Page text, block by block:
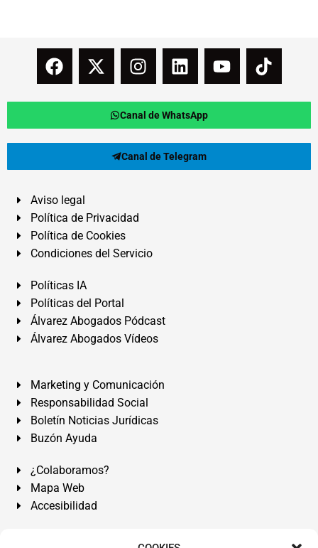
Canal de WhatsApp
Canal de Telegram
Aviso legal
Política de Privacidad
Política de Cookies
Condiciones del Servicio
Políticas IA
Políticas del Portal
Álvarez Abogados Pódcast
Álvarez Abogados Vídeos
Marketing y Comunicación
Responsabilidad Social
Boletín Noticias Jurídicas
Buzón Ayuda
¿Colaboramos?
Mapa Web
Accesibilidad
Álvarez Abogados Tenerife:Calle Teobaldo Power Nº 7,